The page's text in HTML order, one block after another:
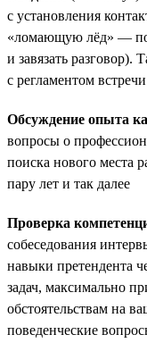
с установления
«ломающую лёд» —
и завязать разговор).
с регламентом встречи
Обсуждение опыта
вопросы о
поиска нового места
пару лет и так далее
Проверка
собеседования
навыки претендента
задач, максимально
обстоятельствам на
поведенческие